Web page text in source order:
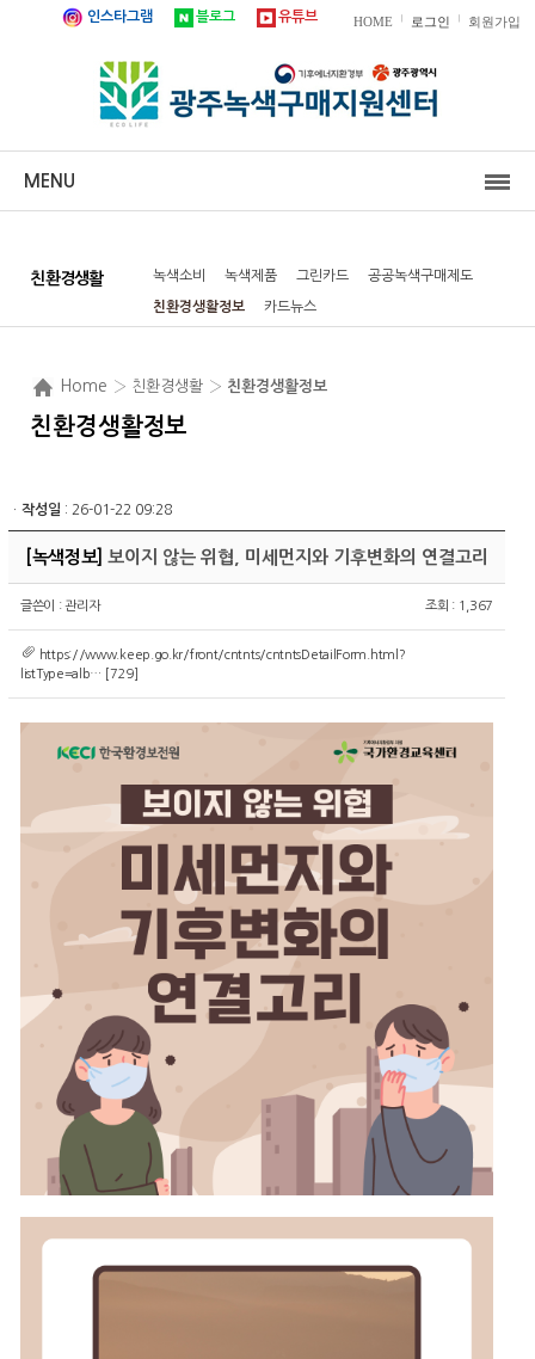
HOME 로그인 회원가입
인스타그램 블로그 유튜브
MENU
친환경생활 녹색소비 녹색제품 그린카드 공공녹색구매제도
친환경생활정보 카드뉴스
Home › 친환경생활 › 친환경생활정보
친환경생활정보
ㆍ 작성일 : 26-01-22 09:28
녹색정보] 보이지 않는 위협, 미세먼지와 기후변화의 연결고리
글쓴이 :관리자 조회 : 1,367
https://www.keep.go.kr/front/cntnts/cntntsDetailForm.html?
listType=alb…
[729]